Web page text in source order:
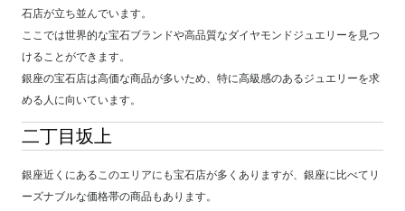
石店が立ち並んでいます。
ここでは世界的な宝石ブランドや高品質なダイヤモンドジュエリーを見つ
けることができます。
銀座の宝石店は高価な商品が多いため、特に高級感のあるジュエリーを求
める人に向いています。
二丁目坂上
銀座近くにあるこのエリアにも宝石店が多くありますが、銀座に比べてリ
ーズナブルな価格帯の商品もあります。